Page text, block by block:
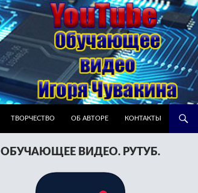
ТВОРЧЕСТВО ОБ АВТОРЕ КОНТАКТЫ
ОБУЧАЮЩЕЕ ВИДЕО. РУТУБ.